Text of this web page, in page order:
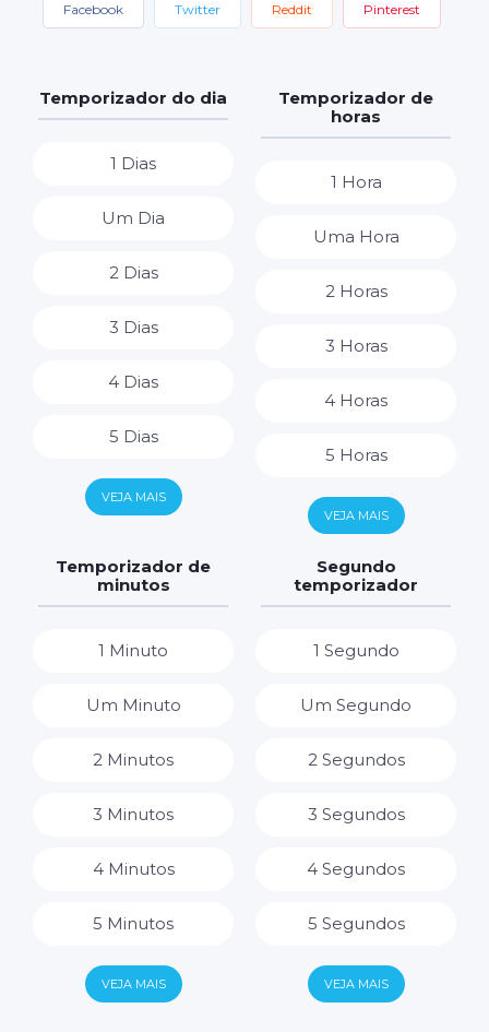
Facebook Twitter Reddit Pinterest
Temporizador do dia
1 Dias
Um Dia
2 Dias
3 Dias
4 Dias
5 Dias
6 Dias
VEJA MAIS
Temporizador de
horas
1 Hora
Uma Hora
2 Horas
3 Horas
4 Horas
5 Horas
6 Horas
7 Horas
15 Horas
VEJA MAIS
Temporizador de
minutos
1 Minuto
Um Minuto
2 Minutos
3 Minutos
4 Minutos
5 Minutos
6 Minutos
VEJA MAIS
Segundo
temporizador
1 Segundo
Um Segundo
2 Segundos
3 Segundos
4 Segundos
5 Segundos
6 Segundos
VEJA MAIS